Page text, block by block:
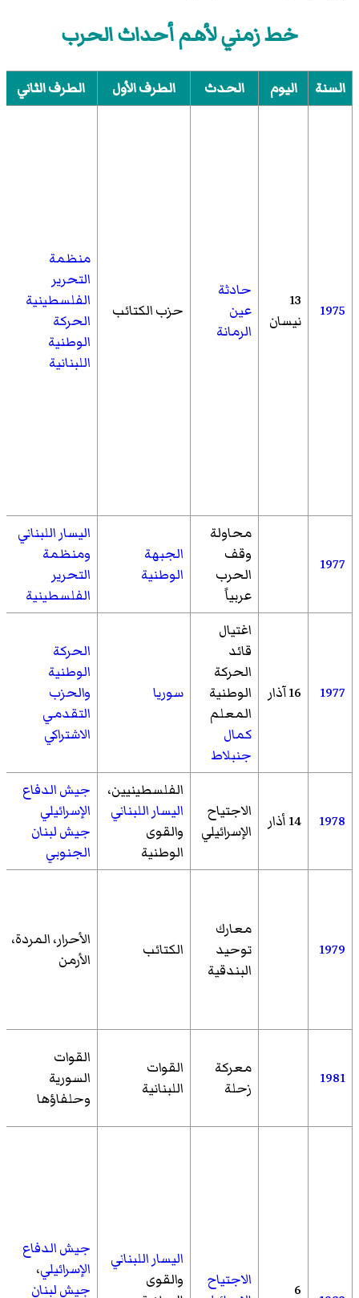
خط زمني لأهم أحداث الحرب
السنة اليوم الحدث الطرف الأول الطرف الثاني
1975
13
نيسان
حادثة
عين
الرمانة
حزب الكتائب
منظمة
التحرير
الفلسطينية
الحركة
الوطنية
اللبنانية
1977
محاولة
وقف
الحرب
عربياً
الجبهة
الوطنية
اليسار اللبناني
ومنظمة
التحرير
الفلسطينية
1977 16 آذار
اغتيال
قائد
الحركة
الوطنية
المعلم
كمال
جنبلاط
سوريا
الحركة
الوطنية
والحزب
التقدمي
الاشتراكي
1978 14 أذار
الاجتياح
الإسرائيلي
الفلسطينيين،
اليسار اللبناني
والقوى
الوطنية
جيش الدفاع
الإسرائيلي
جيش لبنان
الجنوبي
1979
معارك
توحيد
البندقية
الكتائب
الأحرار، المردة،
الأرمن
1981
معركة
زحلة
القوات
اللبنانية
القوات
السورية
وحلفاؤها
6
الاجتياح
اليسار اللبناني
والقوى
جيش الدفاع
الإسرائيلي،
جيش لبنان